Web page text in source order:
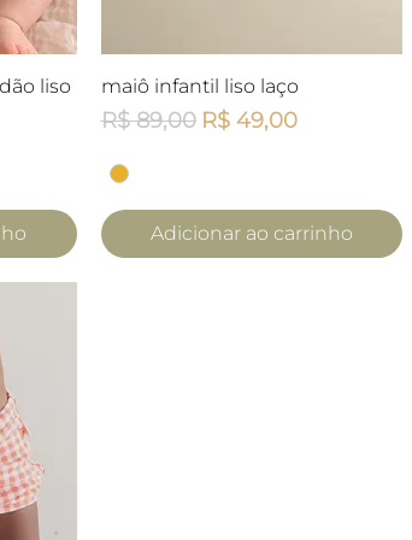
liso Visualização rápida
maiô infantil liso laço
Preço normal
R$ 89,00 Preço promocional
R$ 49,00
Adicionar ao carrinho